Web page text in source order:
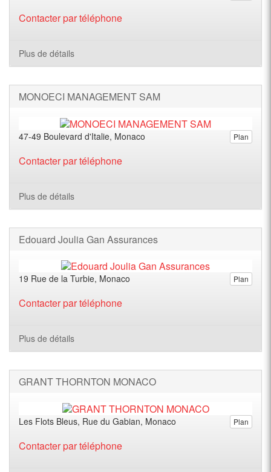
Contacter par téléphone
Plus de détails
MONOECI MANAGEMENT SAM
Plan
47-49 Boulevard d'Italie, Monaco
Contacter par téléphone
Plus de détails
Edouard Joulia Gan Assurances
Plan
19 Rue de la Turbie, Monaco
Contacter par téléphone
Plus de détails
GRANT THORNTON MONACO
Plan
Les Flots Bleus, Rue du Gabian, Monaco
Contacter par téléphone